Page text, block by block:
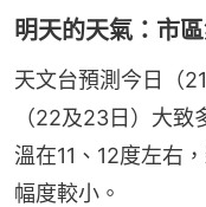
明天的天氣：市
天文台預測今日（
（22及23日）大
溫在11、12度左右
幅度較小。